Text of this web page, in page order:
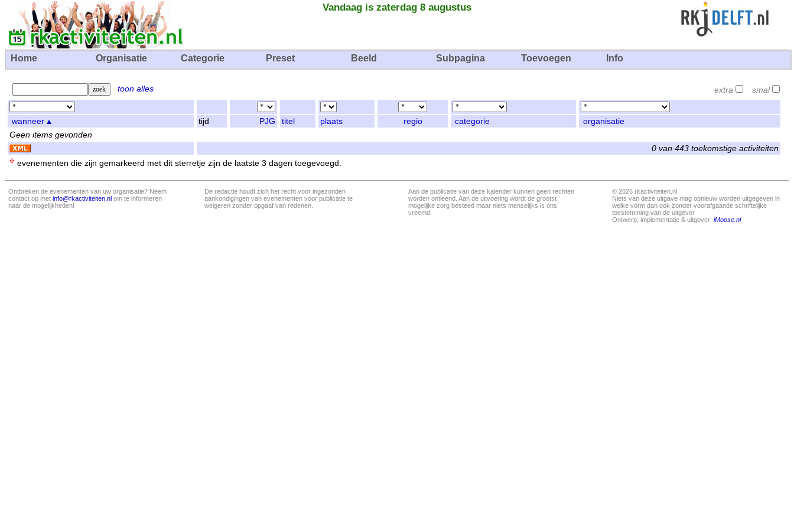
Vandaag is zaterdag 8 augustus
Home Organisatie Categorie Preset Beeld Subpagina Toevoegen Info
toon alles extra smal
wanneer tijd PJG titel plaats regio categorie
organisatie
Geen items gevonden
0 van 443 toekomstige activiteiten
evenementen die zijn gemarkeerd met dit sterretje zijn de laatste 3 dagen toegevoegd.
Ontbreken de evenementen van uw organisatie? Neem
contact op met info@rkactiviteiten.nl om te informeren
naar de mogelijkheden!
De redactie houdt zich het recht voor ingezonden
aankondigingen van evenementen voor publicatie te
weigeren zonder opgaaf van redenen.
Aan de publicatie van deze kalender kunnen geen rechten
worden ontleend. Aan de uitvoering wordt de grootst
mogelijke zorg besteed maar niets menselijks is ons
vreemd.
© 2026 rkactiviteiten.nl
Niets van deze uitgave mag opnieuw worden uitgegeven in
welke vorm dan ook zonder voorafgaande schriftelijke
toestemming van de uitgever
Ontwerp, implementatie & uitgever: iMoose.nl